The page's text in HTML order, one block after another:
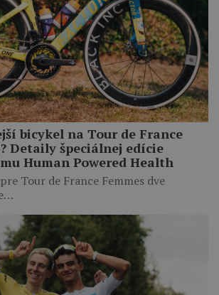
bicykel na Tour de France
Detaily špeciálnej edície
Human Powered Health
Tour de France Femmes dve